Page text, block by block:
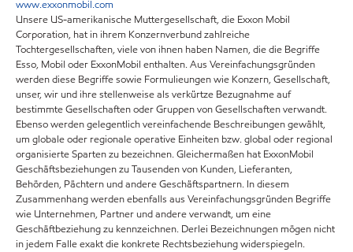
www.exxonmobil.com
Unsere US-amerikanische Muttergesellschaft, die Exxon Mobil
Corporation, hat in ihrem Konzernverbund zahlreiche
Tochtergesellschaften, viele von ihnen haben Namen, die die Begriffe
Esso, Mobil oder ExxonMobil enthalten. Aus Vereinfachungsgründen
werden diese Begriffe sowie Formulieungen wie Konzern, Gesellschaft,
unser, wir und ihre stellenweise als verkürtze Bezugnahme auf
bestimmte Gesellschaften oder Gruppen von Gesellschaften verwandt.
Ebenso werden gelegentlich vereinfachende Beschreibungen gewählt,
um globale oder regionale operative Einheiten bzw. global oder regional
organisierte Sparten zu bezeichnen. Gleichermaßen hat ExxonMobil
Geschäftsbeziehungen zu Tausenden von Kunden, Lieferanten,
Behörden, Pächtern und andere Geschäftspartnern. In diesem
Zusammenhang werden ebenfalls aus Vereinfachungsgründen Begriffe
wie Unternehmen, Partner und andere verwandt, um eine
Geschäftbeziehung zu kennzeichnen. Derlei Bezeichnungen mögen nicht
in jedem Falle exakt die konkrete Rechtsbeziehung widerspiegeln.